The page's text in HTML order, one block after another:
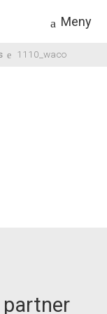
Meny
1110_waco